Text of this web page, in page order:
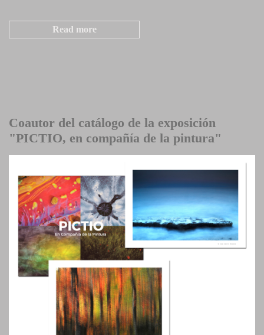
Read more
Coautor del catálogo de la exposición
"PICTIO, en compañía de la pintura"